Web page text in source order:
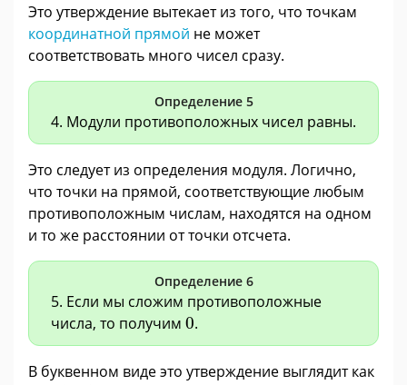
Это утверждение вытекает из того, что точкам
координатной прямой не может
соответствовать много чисел сразу.
Определение 5
4. Модули противоположных чисел равны.
Это следует из определения модуля. Логично,
что точки на прямой, соответствующие любым
противоположным числам, находятся на одном
и то же расстоянии от точки отсчета.
Определение 6
5. Если мы сложим противоположные
числа, то получим 0
0.
В буквенном виде это утверждение выглядит как